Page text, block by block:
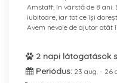
Amstaff, în vârstă de 8 ani.
iubitoare, iar tot ce își
Avem nevoie de ajutor atât
2 napi látogatások
Periódus: 23 aug. - 26